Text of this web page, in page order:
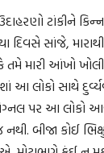
ટાંકીને
દિવસે સાંજે,
તમે મારી આંખો
આ લોકો સાથે
પર આ લોકો
નથી. બીજા કોઈ